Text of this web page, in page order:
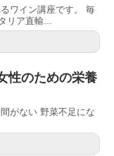
ワイン講座です。 毎
リア直輸...
性のための栄養
がない 野菜不足にな